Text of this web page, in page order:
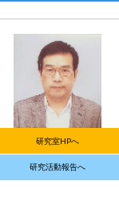
研究室HPへ
研究活動報告へ